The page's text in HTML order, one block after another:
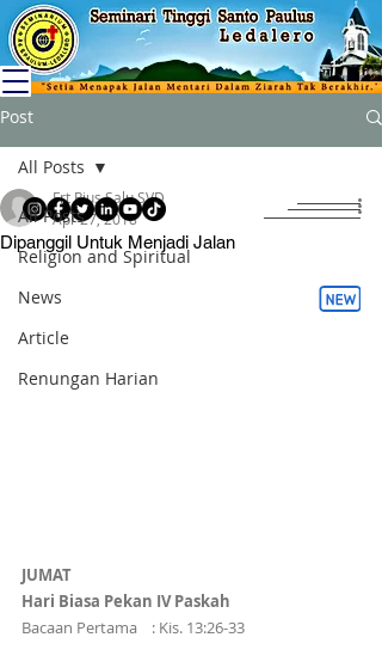
Post
All Posts
Religion and Spiritual
News
Article
Renungan Harian
All Posts
Dipanggil Untuk Menjadi Jalan
Frt Rius Salu SVD
Apr 27, 2018
JUMAT
Hari Biasa Pekan IV Paskah
Bacaan Pertama    : Kis. 13:26-33